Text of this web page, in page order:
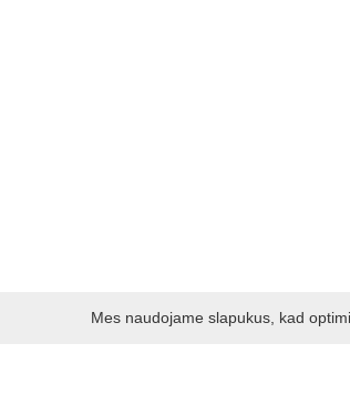
Mes naudojame slapukus, kad